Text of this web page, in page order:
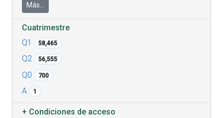
Más...
Cuatrimestre
Q1
58,465
Q2 56,555
Q0 700
A 1
+ Condiciones de acceso